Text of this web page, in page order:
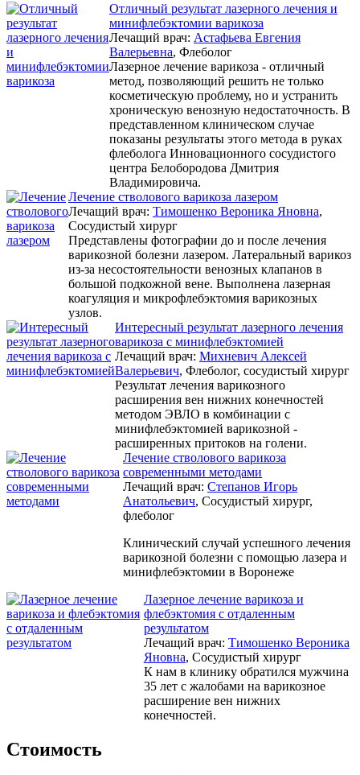
Отличный результат лазерного лечения и
минифлебэктомии варикоза
Лечащий врач: Астафьева Евгения
Валерьевна, Флеболог
Лазерное лечение варикоза - отличный
метод, позволяющий решить не только
косметическую проблему, но и устранить
хроническую венозную недостаточность. В
представленном клиническом случае
показаны результаты этого метода в руках
флеболога Инновационного сосудистого
центра Белобородова Дмитрия
Владимировича.
Лечение стволового варикоза лазером
Лечащий врач: Тимошенко Вероника Яновна,
Сосудистый хирург
Представлены фотографии до и после лечения
варикозной болезни лазером. Латеральный варикоз
из-за несостоятельности венозных клапанов в
большой подкожной вене. Выполнена лазерная
коагуляция и микрофлебэктомия варикозных
узлов.
Интересный результат лазерного лечения
варикоза с минифлебэктомией
Лечащий врач: Михневич Алексей
Валерьевич, Флеболог, сосудистый хирург
Результат лечения варикозного
расширения вен нижних конечностей
методом ЭВЛО в комбинации с
минифлебэктомией варикозной -
расширенных притоков на голени.
Лечение стволового варикоза
современными методами
Лечащий врач:Степанов Игорь
Анатольевич, Сосудистый хирург,
флеболог
Клинический случай успешного лечения
варикозной болезни с помощью лазера и
минифлебэктомии в Воронеже
Лазерное лечение варикоза и
флебэктомия с отдаленным
результатом
Лечащий врач: Тимошенко Вероника
Яновна, Сосудистый хирург
К нам в клинику обратился мужчина
35 лет с жалобами на варикозное
расширение вен нижних
конечностей.
Стоимость